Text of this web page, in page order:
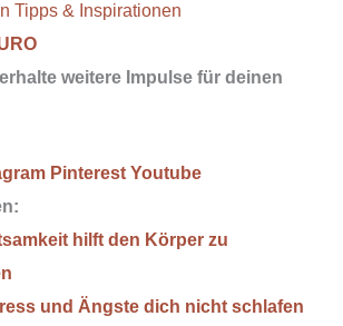
Tipps & Inspirationen
weitere Impulse für deinen
Pinterest Youtube
hilft den Körper zu
und Ängste dich nicht schlafen